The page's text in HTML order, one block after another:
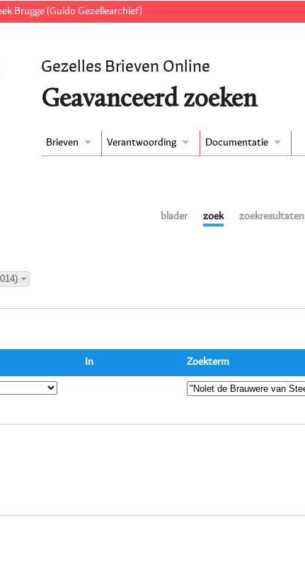
Brugge (Guido Gezellearchief)
Gezelles Brieven Online
Geavanceerd zoeken
Brieven Verantwoording Documentatie
blader zoek zoekresultaten
In Zoekterm